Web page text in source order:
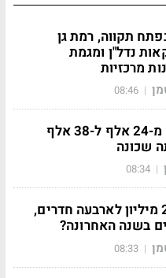
תקווה, רמת גן
נדל"ן ומגמת
מרכזיות
|
08:46
קריית קריניצי: מ-24 אלף ל-38 אלף
שכונה
|
08:34
מרום נווה: 2.87 מיליון לארבעה חדרים,
בשנה האחרונה?
|
08:33